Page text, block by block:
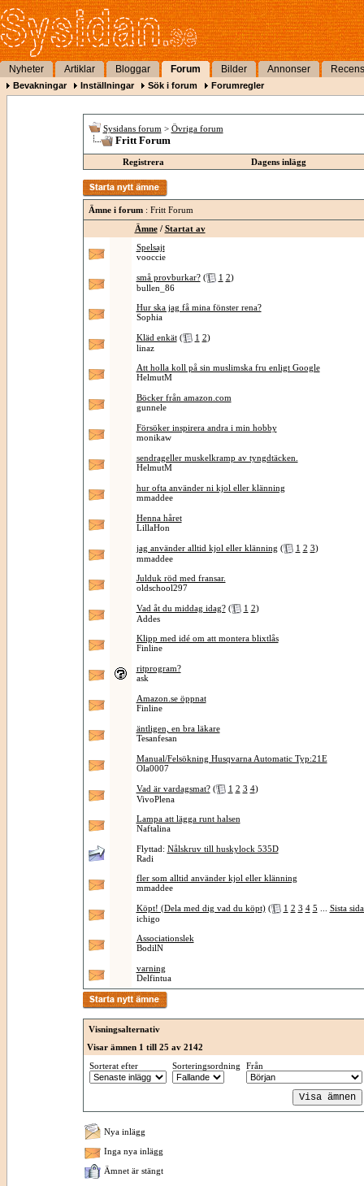
Nyheter Artiklar Bloggar Forum Bilder Annonser
Bevakningar Inställningar Sök i forum Forumregler
Sysidans forum > Övriga forum
Fritt Forum
Registrera Dagens inlägg
Ämne i forum: Fritt Forum
Ämne/ Startat av
Spelsajt
vooccie
små provburkar? ( 1 2)
bullen_86
Hur ska jag få mina fönster rena?
Sophia
Kläd enkät ( 1 2)
linaz
Att holla koll på sin muslimska fru enligt Google
HelmutM
Böcker från amazon.com
gunnele
Försöker inspirera andra i min hobby
monikaw
sendrageller muskelkramp av tyngdtäcken.
HelmutM
hur ofta använder ni kjol eller klänning
mmaddee
Henna håret
LillaHon
jag använder alltid kjol eller klänning ( 1 2 3)
mmaddee
Julduk röd med fransar.
oldschool297
Vad åt du middag idag? ( 1 2)
Addes
Klipp med idé om att montera blixtlås
Finline
ritprogram?
ask
Amazon.se öppnat
Finline
äntligen, en bra läkare
Tesanfesan
Manual/Felsökning Husqvarna Automatic Typ:21E
Ola0007
Vad är vardagsmat? ( 1 2 3 4)
VivoPlena
Lampa att lägga runt halsen
Naftalina
Flyttad: Nålskruv till huskylock 535D
Radi
fler som alltid använder kjol eller klänning
mmaddee
Köpt! (Dela med dig vad du köpt) ( 1 2 3 4 5
Sista
ichigo
Associationslek
BodilN
varning
Delfintua
Visningsalternativ
Visar ämnen 1 till 25 av 2142
Sorterat efter
Sorteringsordning Från
Nya inlägg
Inga nya inlägg
Ämnet är stängt